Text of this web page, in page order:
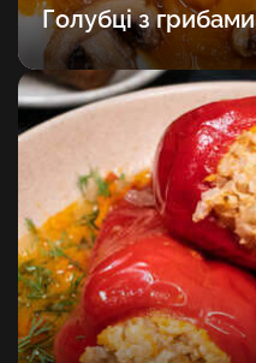
Голубці з грибами